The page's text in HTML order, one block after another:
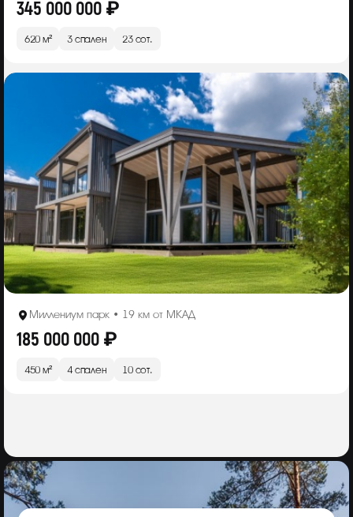
345 000 000 ₽
620 м² 3 спален 23 сот.
Миллениум парк • 19 км от МКАД
185 000 000 ₽
450 м² 4 спален 10 сот.